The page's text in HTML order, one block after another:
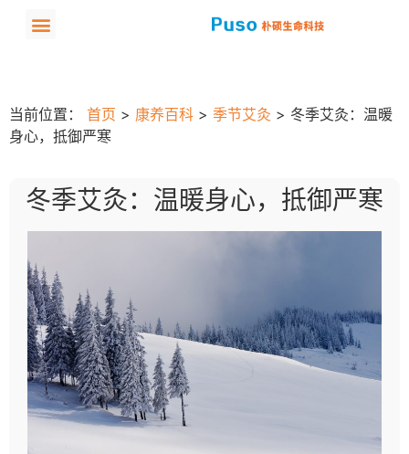
当前位置： 首页 > 康养百科 > 季节艾灸 > 冬季艾灸：温暖
身心，抵御严寒
冬季艾灸：温暖身心，抵御严寒